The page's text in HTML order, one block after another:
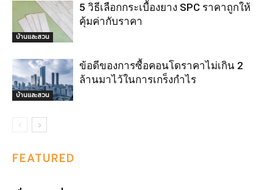
บ้านและสวน
5 วิธีเลือกกระเบื้องยาง SPC ราคาถูกให้
คุ้มค่ากับราคา
บ้านและสวน
ข้อดีของการซื้อคอนโดราคาไม่เกิน 2
ล้านมาไว้ในการเกร็งกำไร
FEATURED